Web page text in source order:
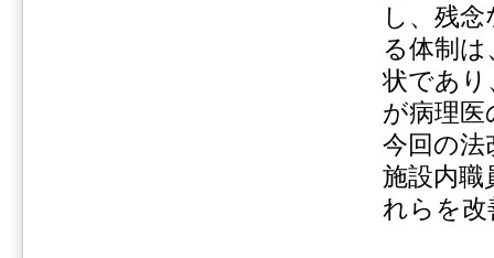
し、残
る体制
状であり
が病理
今回の法
施設内職
れらを